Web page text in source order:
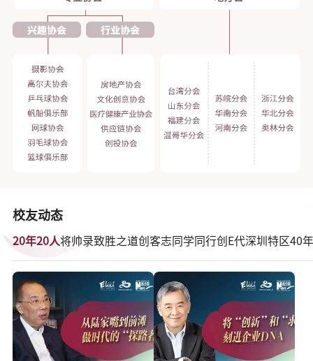
校友动态
20年20人将帅录致胜之道创客志同学同行创E代深圳特区40